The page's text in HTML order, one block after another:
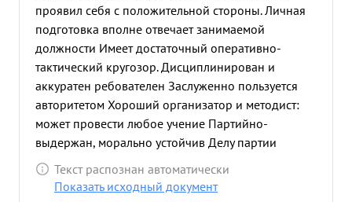
проявил себя с положительной стороны. Личная
подготовка вполне отвечает занимаемой
должности Имеет достаточный оперативно-
тактический кругозор. Дисциплинирован и
аккуратен ребователен Заслуженно пользуется
авторитетом Хороший организатор и методист:
может провести любое учение Партийно-
выдержан, морально устойчив Делу партии
Ленина-Сталина и социалистической Родине
предан. Достоин награждения правитель
Текст распознан автоматически
Показать исходный документ